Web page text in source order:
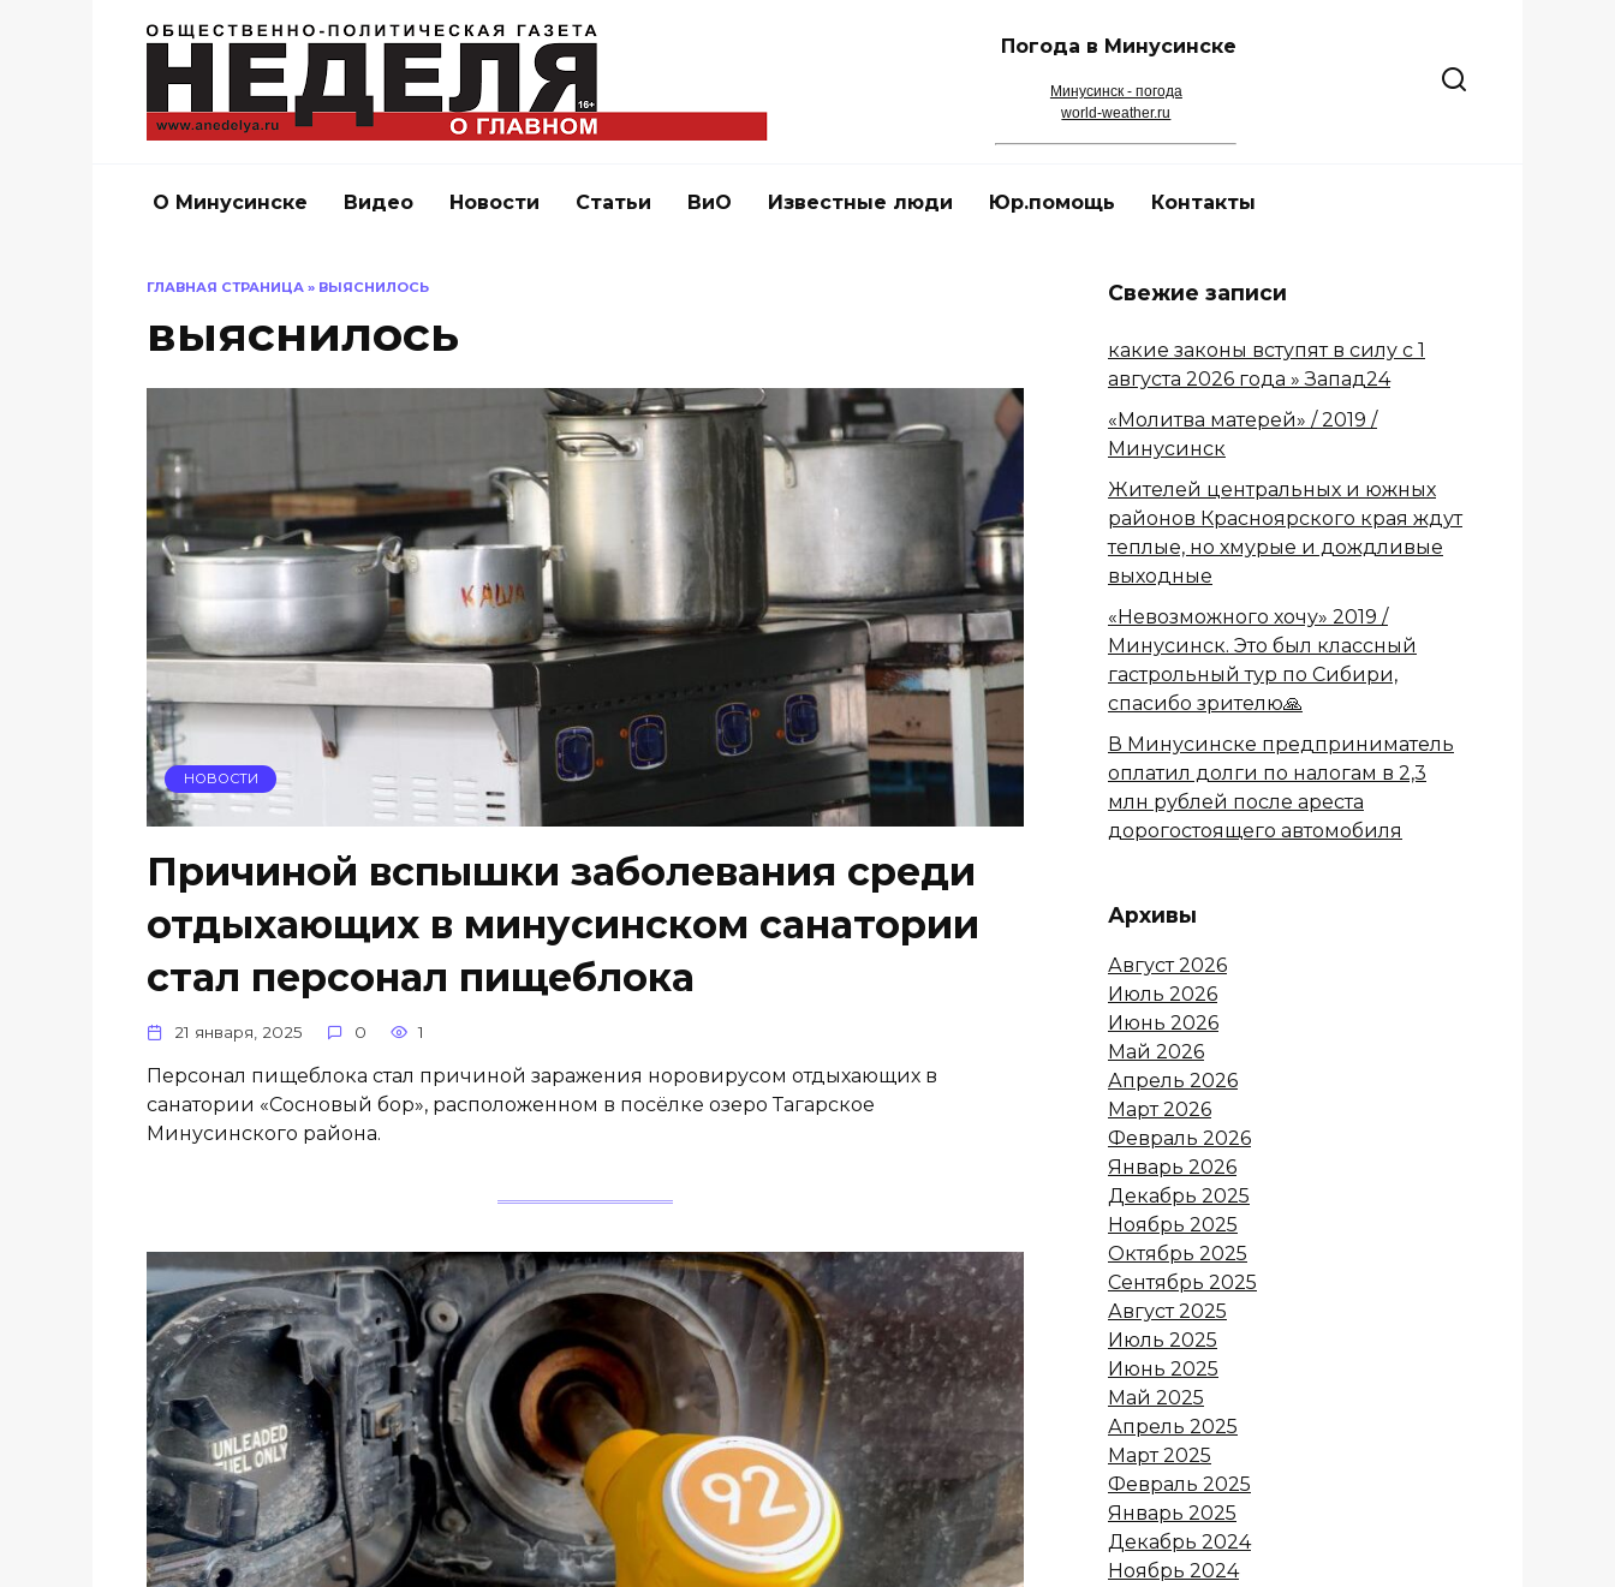
Погода в Минусинске
Минусинск - погода
world-weather.ru
О Минусинске Видео Новости Статьи ВиО Известные люди Юр.помощь Контакты
ГЛАВНАЯ СТРАНИЦА » ВЫЯСНИЛОСЬ
выяснилось
НОВОСТИ
Причиной вспышки заболевания среди
отдыхающих в минусинском санатории
стал персонал пищеблока
21 января, 2025 0 1
Персонал пищеблока стал причиной заражения норовирусом отдыхающих в
санатории «Сосновый бор», расположенном в посёлке озеро Тагарское
Минусинского района.
Свежие записи
какие законы вступят в силу с 1
августа 2026 года » Запад24
«Молитва матерей» / 2019 /
Минусинск
Жителей центральных и южных
районов Красноярского края ждут
теплые, но хмурые и дождливые
выходные
«Невозможного хочу» 2019 /
Минусинск. Это был классный
гастрольный тур по Сибири,
спасибо зрителю🙏
В Минусинске предприниматель
оплатил долги по налогам в 2,3
млн рублей после ареста
дорогостоящего автомобиля
Архивы
Август 2026
Июль 2026
Июнь 2026
Май 2026
Апрель 2026
Март 2026
Февраль 2026
Январь 2026
Декабрь 2025
Ноябрь 2025
Октябрь 2025
Сентябрь 2025
Август 2025
Июль 2025
Июнь 2025
Май 2025
Апрель 2025
Март 2025
Февраль 2025
Январь 2025
Декабрь 2024
Ноябрь 2024